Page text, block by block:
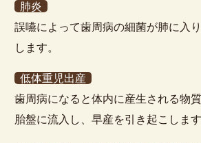
肺炎
誤嚥によって歯周病の細菌が肺に入
します。
低体重児出産
歯周病になると体内に産生される物
胎盤に流入し、早産を引き起こします